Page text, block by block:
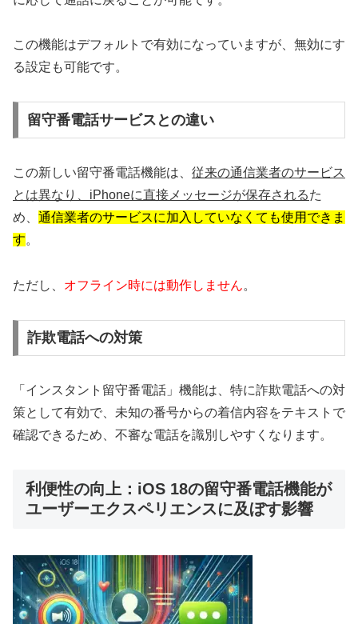
この機能はデフォルトで有効になっていますが、無効にす
る設定も可能です。
留守番電話サービスとの違い
この新しい留守番電話機能は、 従来の通信業者のサービス
とは異なり、iPhoneに直接メッセージが保存されるた
め、 通信業者のサービスに加入していなくても使用できま
す。
ただし、 オフライン時には動作しません。
詐欺電話への対策
「インスタント留守番電話」機能は、特に詐欺電話への対
策として有効で、未知の番号からの着信内容をテキストで
確認できるため、不審な電話を識別しやすくなります。
利便性の向上：iOS 18の留守番電話機能が
ユーザーエクスペリエンスに及ぼす影響